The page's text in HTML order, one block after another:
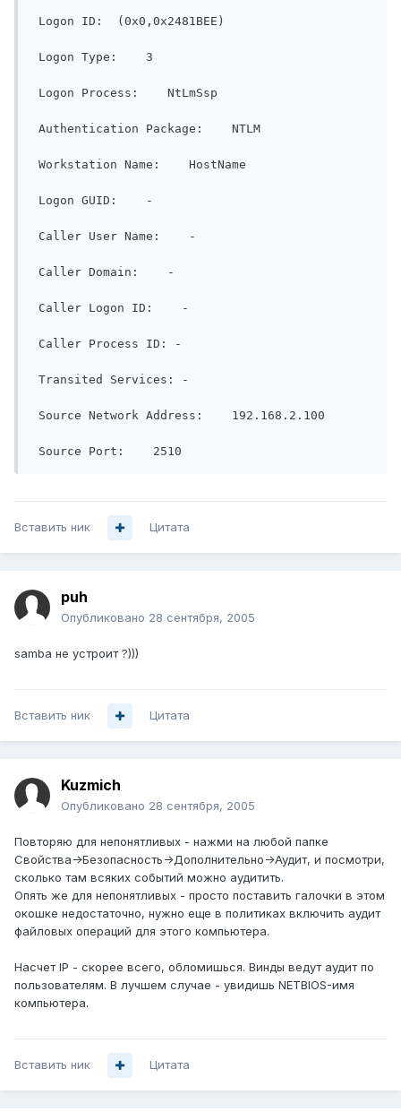
Logon ID:  (0x0,0x2481BEE)
Logon Type:    3
Logon Process:    NtLmSsp
Authentication Package:    NTLM
Workstation Name:    HostName
Logon GUID:    -
Caller User Name:    -
Caller Domain:    -
Caller Logon ID:    -
Caller Process ID: -
Transited Services: -
Source Network Address:    192.168.2.100
Source Port:    2510
Вставить ник Цитата
puh
Опубликовано 28 сентября, 2005
samba не устроит ?)))
Вставить ник Цитата
Kuzmich
Опубликовано 28 сентября, 2005
Повторяю для непонятливых - нажми на любой папке
Свойства->Безопасность->Дополнительно->Аудит, и посмотри,
сколько там всяких событий можно аудитить.
Опять же для непонятливых - просто поставить галочки в этом
окошке недостаточно, нужно еще в политиках включить аудит
файловых операций для этого компьютера.
Насчет IP - скорее всего, обломишься. Винды ведут аудит по
пользователям. В лучшем случае - увидишь NETBIOS-имя
компьютера.
Вставить ник Цитата